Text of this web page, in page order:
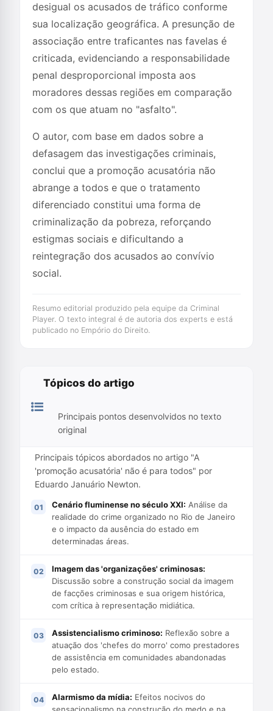
desigual os acusados de tráfico conforme
sua localização geográfica. A presunção de
associação entre traficantes nas favelas é
criticada, evidenciando a responsabilidade
penal desproporcional imposta aos
moradores dessas regiões em comparação
com os que atuam no "asfalto".
O autor, com base em dados sobre a
defasagem das investigações criminais,
conclui que a promoção acusatória não
abrange a todos e que o tratamento
diferenciado constitui uma forma de
criminalização da pobreza, reforçando
estigmas sociais e dificultando a
reintegração dos acusados ao convívio
social.
Resumo editorial produzido pela equipe da Criminal
Player. O texto integral é de autoria dos experts e está
publicado no Empório do Direito.
Tópicos do artigo
Principais pontos desenvolvidos no texto
original
Principais tópicos abordados no artigo "A
'promoção acusatória' não é para todos" por
Eduardo Januário Newton.
Cenário fluminense no século XXI: Análise da
realidade do crime organizado no Rio de Janeiro
e o impacto da ausência do estado em
determinadas áreas.
Imagem das 'organizações' criminosas:
Discussão sobre a construção social da imagem
de facções criminosas e sua origem histórica,
com crítica à representação midiática.
Assistencialismo criminoso: Reflexão sobre a
atuação dos 'chefes do morro' como prestadores
de assistência em comunidades abandonadas
pelo estado.
Alarmismo da mídia: Efeitos nocivos do